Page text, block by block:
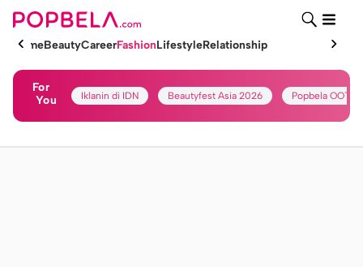
HomeBeautyCareerFashionLifestyleRelationship
For
You
Iklanin di IDN Beautyfest Asia 2026 Popbela OOTD